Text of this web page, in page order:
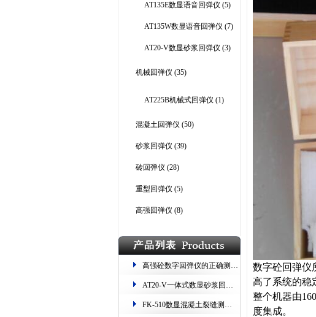
AT135E数显语音回弹仪 (5)
AT135W数显语音回弹仪 (7)
AT20-V数显砂浆回弹仪 (3)
机械回弹仪 (35)
AT225B机械式回弹仪 (1)
混凝土回弹仪 (50)
砂浆回弹仪 (39)
砖回弹仪 (28)
重型回弹仪 (5)
高强回弹仪 (8)
高强砼数字回弹仪的正确测量步骤
​AT20-V一体式数显砂浆回弹仪 测烧砖​​ 读数双显
FK-510数显混凝土裂缝测试仪(专测​桥梁、隧道、路面​)
数字砼回弹仪
高了系统的稳
整个机器由
度集成。